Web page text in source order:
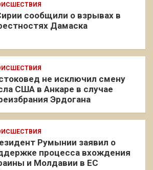
сообщили о взрывах в
Дамаска
не исключил смену
США в Анкаре в случае
Эрдогана
Румынии заявил о
процесса вхождения
и Молдавии в ЕС